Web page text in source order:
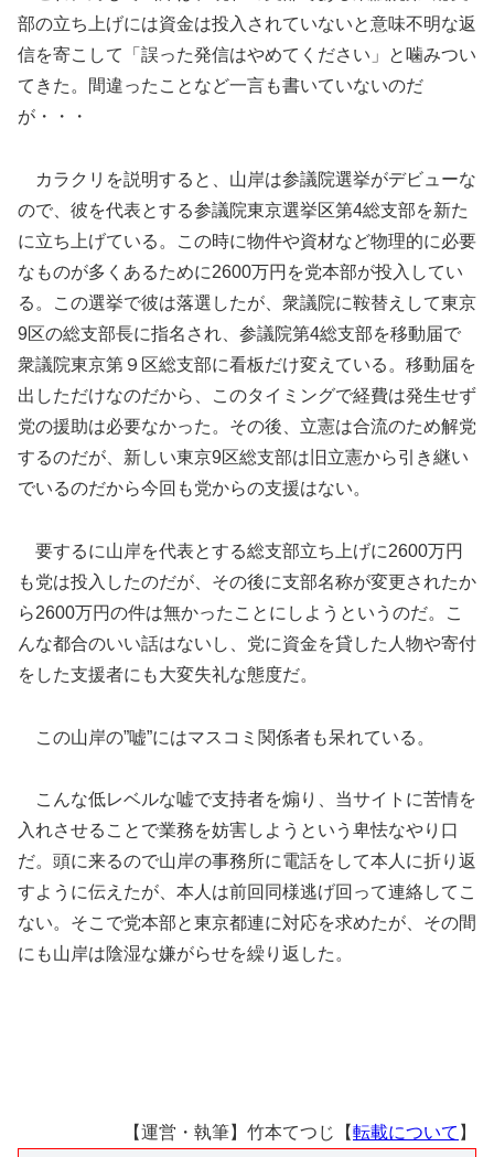
部の立ち上げには資金は投入されていないと意味不明な返
信を寄こして「誤った発信はやめてください」と噛みつい
てきた。間違ったことなど一言も書いていないのだ
が・・・
カラクリを説明すると、山岸は参議院選挙がデビューな
ので、彼を代表とする参議院東京選挙区第4総支部を新た
に立ち上げている。この時に物件や資材など物理的に必要
なものが多くあるために2600万円を党本部が投入してい
る。この選挙で彼は落選したが、衆議院に鞍替えして東京
9区の総支部長に指名され、参議院第4総支部を移動届で
衆議院東京第９区総支部に看板だけ変えている。移動届を
出しただけなのだから、このタイミングで経費は発生せず
党の援助は必要なかった。その後、立憲は合流のため解党
するのだが、新しい東京9区総支部は旧立憲から引き継い
でいるのだから今回も党からの支援はない。
要するに山岸を代表とする総支部立ち上げに2600万円
も党は投入したのだが、その後に支部名称が変更されたか
ら2600万円の件は無かったことにしようというのだ。こ
んな都合のいい話はないし、党に資金を貸した人物や寄付
をした支援者にも大変失礼な態度だ。
この山岸の”嘘”にはマスコミ関係者も呆れている。
こんな低レベルな嘘で支持者を煽り、当サイトに苦情を
入れさせることで業務を妨害しようという卑怯なやり口
だ。頭に来るので山岸の事務所に電話をして本人に折り返
すように伝えたが、本人は前回同様逃げ回って連絡してこ
ない。そこで党本部と東京都連に対応を求めたが、その間
にも山岸は陰湿な嫌がらせを繰り返した。
【運営・執筆】竹本てつじ【転載について 】